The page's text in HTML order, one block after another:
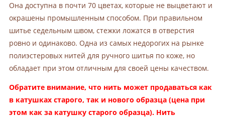
Она доступна в почти 70 цветах, которые не выцветают и
окрашены промышленным способом. При правильном
шитье седельным швом, стежки ложатся в отверстия
ровно и одинаково. Одна из самых недорогих на рынке
полиэстеровых нитей для ручного шитья по коже, но
обладает при этом отличным для своей цены качеством.
Обратите внимание, что нить может продаваться как
в катушках старого, так и нового образца (цена при
этом как за катушку старого образца). Нить